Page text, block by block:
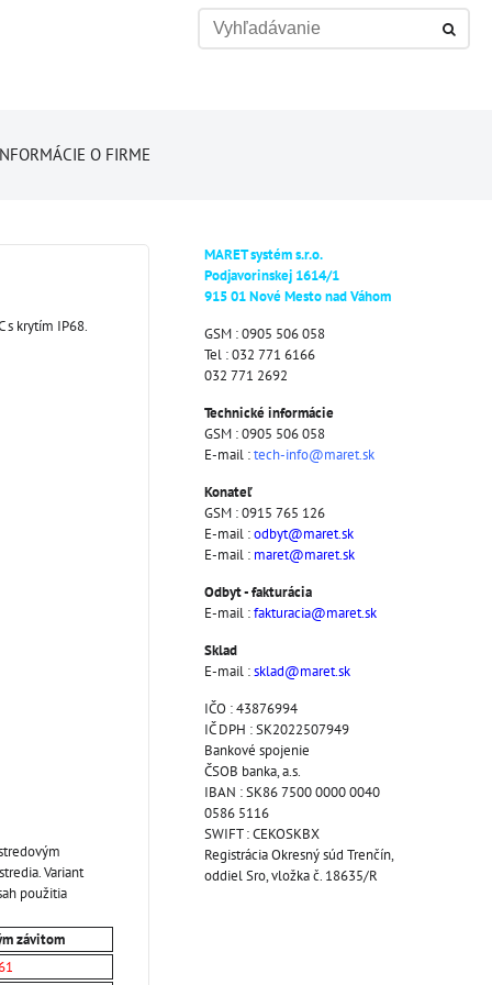
O FIRME
s krytím IP68.
Variant
použitia
závitom
MARET systém s.r.o.
Podjavorinskej 1614/1
915 01 Nové Mesto nad Váhom
GSM : 0905 506 058
Tel : 032 771 6166
032 771 2692
Technické informácie
GSM : 0905 506 058
E-mail :tech-info@maret.sk
Konateľ
GSM : 0915 765 126
E-mail :odbyt@maret.sk
E-mail : maret@maret.sk
Odbyt - fakturácia
E-mail :fakturacia@maret.sk
Sklad
E-mail :sklad@maret.sk
IČO : 43876994
IČ DPH : SK2022507949
Bankové spojenie
ČSOB banka, a.s.
IBAN : SK86 7500 0000 0040
0586 5116
SWIFT : CEKOSKBX
Registrácia Okresný súd Trenčín,
oddiel Sro, vložka č. 18635/R